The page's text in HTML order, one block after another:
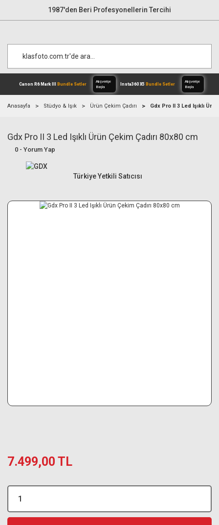
1987'den Beri Profesyonellerin Tercihi
Canon R6 Mark III Bundle Setler
Alışverişe
Anasayfa Stüdyo & Işık Ürün Çekim Çadırı Gdx Pro II 3 Led Işıklı
Gdx Pro II 3 Led Işıklı Ürün Çekim Çadırı 80x80 cm
0 - Yorum Yap
Türkiye Yetkili Satıcısı
7.499,00 TL